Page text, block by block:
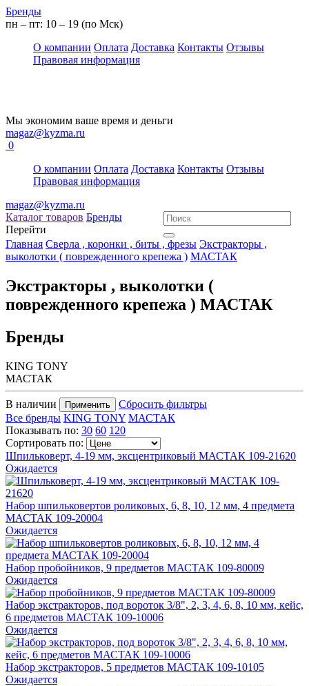
Бренды
пн – пт: 10 – 19 (по Мск)
О компании Оплата Доставка Контакты Отзывы
Правовая информация
Мы экономим ваше время и деньги
magaz@kyzma.ru
0
О компании Оплата Доставка Контакты Отзывы
Правовая информация
magaz@kyzma.ru
Каталог товаров Бренды
Перейти
Главная Сверла , коронки , биты , фрезы Экстракторы ,
выколотки ( поврежденного крепежа ) МАСТАК
Экстракторы , выколотки (
поврежденного крепежа ) МАСТАК
Бренды
KING TONY
МАСТАК
В наличии Применить
Сбросить фильтры
Все бренды KING TONY МАСТАК
Показывать по: 30 60 120
Сортировать по:
Шпильковерт, 4-19 мм, эксцентриковый МАСТАК 109-21620
Ожидается
Набор шпильковертов роликовых, 6, 8, 10, 12 мм, 4 предмета
МАСТАК 109-20004
Ожидается
Набор пробойников, 9 предметов МАСТАК 109-80009
Ожидается
Набор экстракторов, под вороток 3/8", 2, 3, 4, 6, 8, 10 мм, кейс,
6 предметов МАСТАК 109-10006
Ожидается
Набор экстракторов, 5 предметов МАСТАК 109-10105
Ожидается